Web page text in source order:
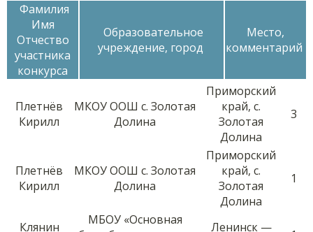
Фамилия
Имя
Отчество
участника
конкурса
Образовательное
учреждение, город
Место,
комментарий
Плетнёв
Кирилл
МКОУ ООШ с. Золотая
Долина
Приморский
край, с.
Золотая
Долина
3
Плетнёв
Кирилл
МКОУ ООШ с. Золотая
Долина
Приморский
край, с.
Золотая
Долина
1
Клянин
МБОУ «Основная
Ленинск —